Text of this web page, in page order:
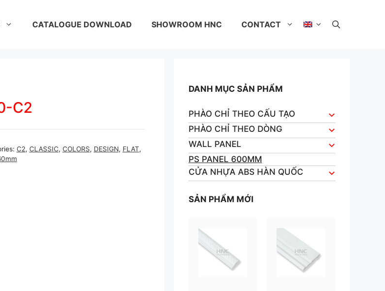
CATALOGUE DOWNLOAD SHOWROOM HNC CONTACT
C2
C2, CLASSIC, COLORS, DESIGN, FLAT,
DANH MỤC SẢN PHẨM
PHÀO CHỈ THEO CẤU TẠO
PHÀO CHỈ THEO DÒNG
WALL PANEL
PS PANEL 600MM
CỬA NHỰA ABS HÀN QUỐC
SẢN PHẨM MỚI